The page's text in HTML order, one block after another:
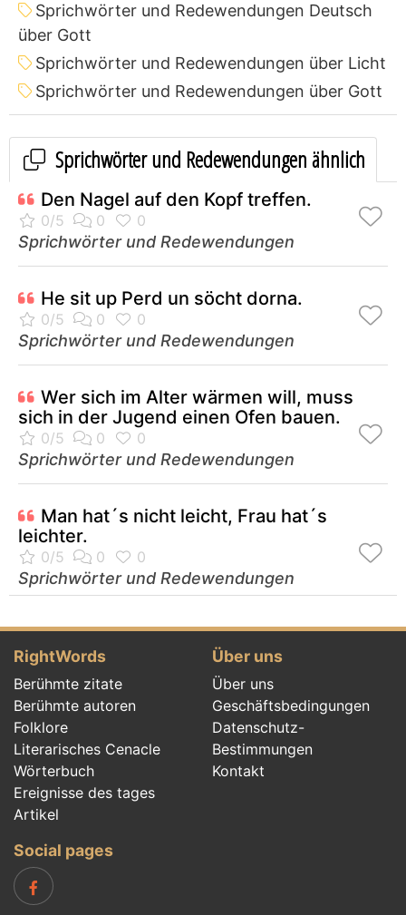
Sprichwörter und Redewendungen Deutsch
über Gott
Sprichwörter und Redewendungen über Licht
Sprichwörter und Redewendungen über Gott
Sprichwörter und Redewendungen ähnlich
Den Nagel auf den Kopf treffen.
Sprichwörter und Redewendungen
He sit up Perd un söcht dorna.
Sprichwörter und Redewendungen
Wer sich im Alter wärmen will, muss
sich in der Jugend einen Ofen bauen.
Sprichwörter und Redewendungen
Man hat´s nicht leicht, Frau hat´s
leichter.
Sprichwörter und Redewendungen
RightWords
Berühmte zitate
Berühmte autoren
Folklore
Literarisches Cenacle
Wörterbuch
Ereignisse des tages
Artikel
Über uns
Über uns
Geschäftsbedingungen
Datenschutz-
Bestimmungen
Kontakt
Social pages